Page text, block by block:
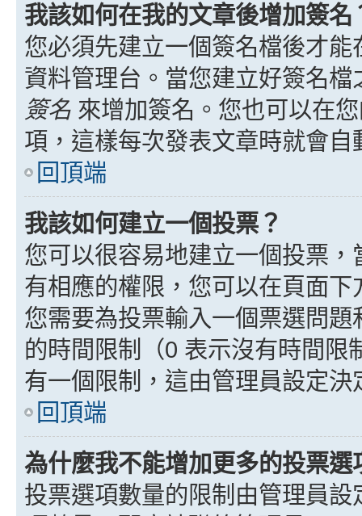
我該如何在我的文章後增加簽名
您必須先建立一個簽名檔後才
資料管理台。當您建立好簽名
簽名 來增加簽名。您也可以在
項，這樣每次發表文章時就會自
回頂端
我該如何建立一個投票？
您可以很容易地建立一個投票
有相應的權限，您可以在頁面
您需要為投票輸入一個票選問
的時間限制（0 表示沒有時間限
有一個限制，這由管理員設定決
回頂端
為什麼我不能增加更多的投票選
投票選項數量的限制由管理員